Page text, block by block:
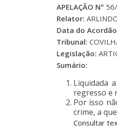
APELAÇÃO Nº
Relator:
Data do
Tribunal:
Legislação:
Sumário:
Liquidada
regresso e
Por isso
crime, a
Consultar